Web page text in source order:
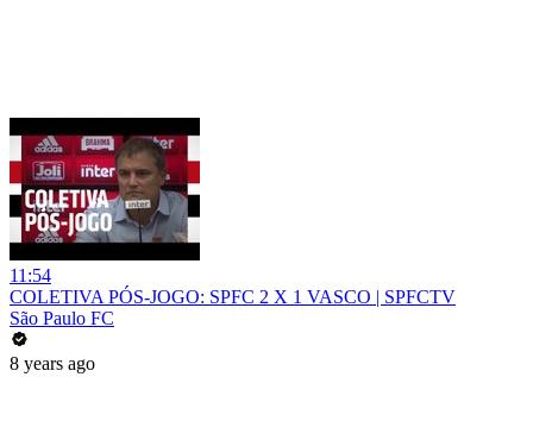
11:54
COLETIVA PÓS-JOGO: SPFC 2 X 1 VASCO | SPFCTV
São Paulo FC
8 years ago